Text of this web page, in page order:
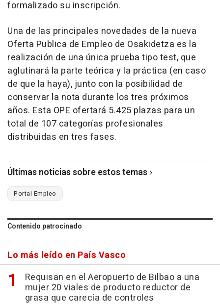
formalizado su inscripción.
Una de las principales novedades de la nueva
Oferta Publica de Empleo de Osakidetza es la
realización de una única prueba tipo test, que
aglutinará la parte teórica y la práctica (en caso
de que la haya), junto con la posibilidad de
conservar la nota durante los tres próximos
años. Esta OPE ofertará 5.425 plazas para un
total de 107 categorías profesionales
distribuidas en tres fases.
Últimas noticias sobre estos temas
Portal Empleo
Contenido patrocinado
Lo más leído en País Vasco
Requisan en el Aeropuerto de Bilbao a una
mujer 20 viales de producto reductor de
grasa que carecía de controles